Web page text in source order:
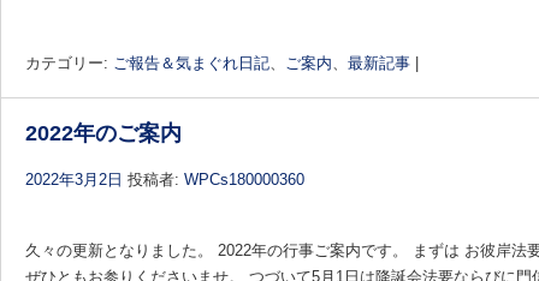
カテゴリー: ご報告＆気まぐれ日記、 ご案内、 最新記事
2022年のご案内
2022年3月2日 投稿者: WPCs180000360
久々の更新となりました。 2022年の行事ご案内です。 まずは お彼岸法
ぜひともお参りくださいませ。 つづいて5月1日は降誕会法要ならびに